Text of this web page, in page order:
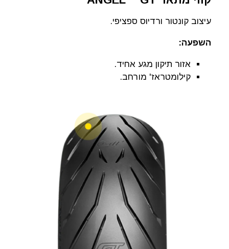
עיצוב קונטור ורדיוס ספציפי.
השפעה:
אזור תיקון מגע אחיד.
קילומטראז' מורחב.